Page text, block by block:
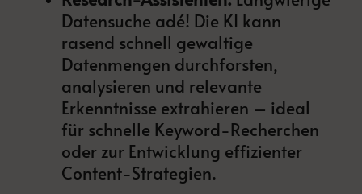
Datensuche adé! Die KI kann
rasend schnell gewaltige
Datenmengen durchforsten,
analysieren und relevante
Erkenntnisse extrahieren – ideal
für schnelle Keyword-Recherchen
oder zur Entwicklung effizienter
Content-Strategien.